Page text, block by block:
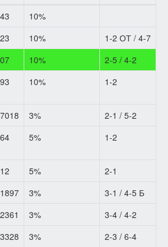
10%
10%
1-2 ОТ / 4-7
10%
2-5 / 4-2
10% 1-2
3%
2-1 / 5-2
5% 1-2
5%
2-1
3%
3-1 / 4-5 Б
3%
3-4 / 4-2
3%
2-3 / 6-4